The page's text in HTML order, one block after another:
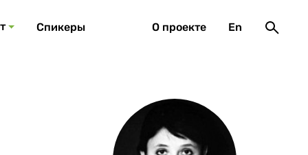
Спикеры
О проекте En